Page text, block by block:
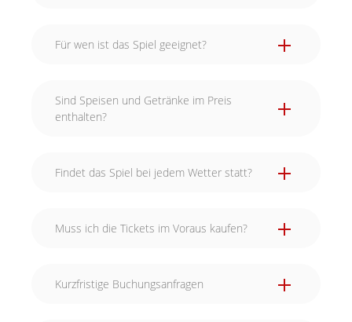
Für wen ist das Spiel geeignet?
Sind Speisen und Getränke im Preis
enthalten?
Findet das Spiel bei jedem Wetter statt?
Muss ich die Tickets im Voraus kaufen?
Kurzfristige Buchungsanfragen